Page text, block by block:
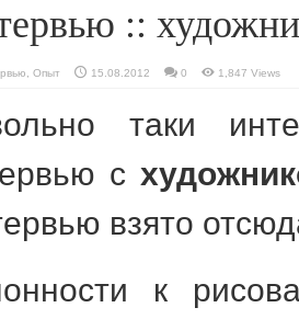
::
Опыт 15.08.2012 0 1,847 Views
таки
с
взято
к